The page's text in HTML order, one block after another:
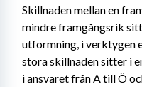
Skillnaden mellan en
mindre framgångsrik
utformning, i verktygen
stora skillnaden sitter i
i ansvaret från A till Ö